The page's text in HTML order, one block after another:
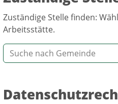
Zuständige Stelle finden:
Arbeitsstätte.